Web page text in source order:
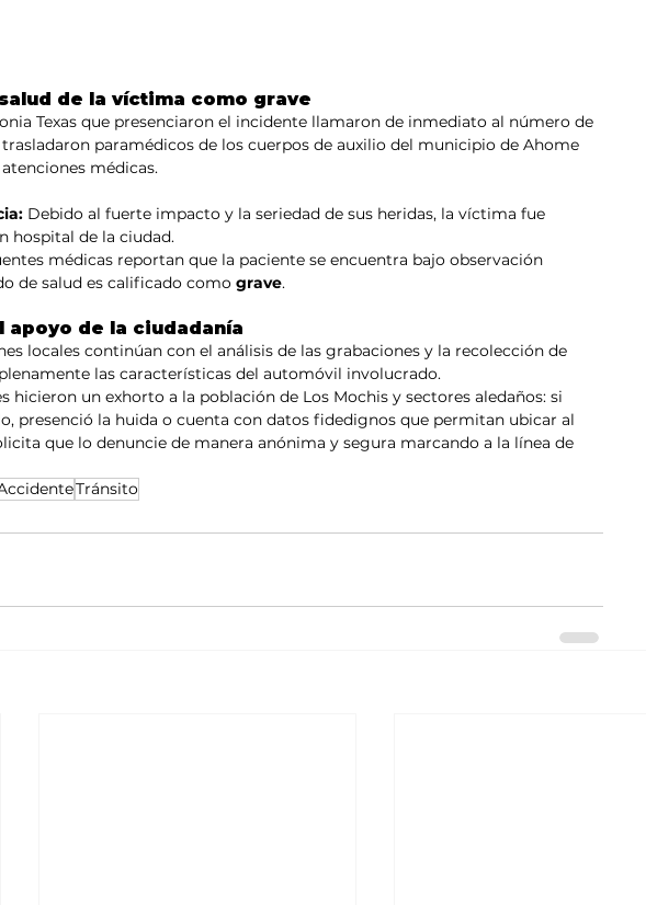
de la víctima como grave
Texas que presenciaron el incidente llamaron de inmediato al número de
paramédicos de los cuerpos de auxilio del municipio de Ahome
médicas.
Debido al fuerte impacto y la seriedad de sus heridas, la víctima fue
hospital de la ciudad.
médicas reportan que la paciente se encuentra bajo observación
de salud es calificado como grave.
de la ciudadanía
locales continúan con el análisis de las grabaciones y la recolección de
las características del automóvil involucrado.
hicieron un exhorto a la población de Los Mochis y sectores aledaños: si
presenció la huida o cuenta con datos fidedignos que permitan ubicar al
que lo denuncie de manera anónima y segura marcando a la línea de
Tránsito